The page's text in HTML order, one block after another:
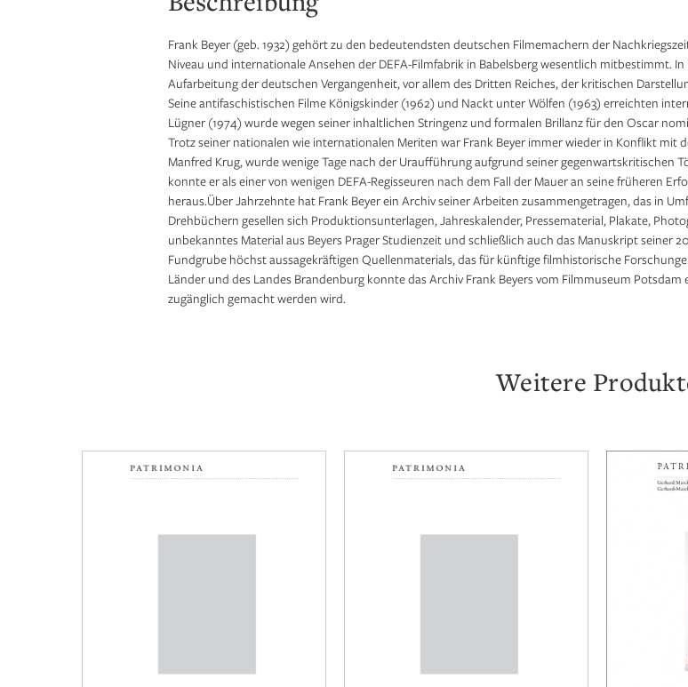
Frank Beyer (geb. 1932) gehört zu den bedeutendsten deutschen Filmemachern der
Niveau und internationale Ansehen der DEFA-Filmfabrik in Babelsberg wesentlich mitbestimmt.
Aufarbeitung der deutschen Vergangenheit, vor allem des Dritten Reiches, der kritischen
Seine antifaschistischen Filme Königskinder (1962) und Nackt unter Wölfen (1963) erreichten
Lügner (1974) wurde wegen seiner inhaltlichen Stringenz und formalen Brillanz für den Oscar
Trotz seiner nationalen wie internationalen Meriten war Frank Beyer immer wieder in Konflikt mit
Manfred Krug, wurde wenige Tage nach der Uraufführung aufgrund seiner gegenwartskritischen
konnte er als einer von wenigen DEFA-Regisseuren nach dem Fall der Mauer an seine früheren
heraus.Über Jahrzehnte hat Frank Beyer ein Archiv seiner Arbeiten zusammengetragen, das in
Drehbüchern gesellen sich Produktionsunterlagen, Jahreskalender, Pressematerial, Plakate,
unbekanntes Material aus Beyers Prager Studienzeit und schließlich auch das Manuskript seiner
Fundgrube höchst aussagekräftigen Quellenmaterials, das für künftige filmhistorische
Länder und des Landes Brandenburg konnte das Archiv Frank Beyers vom Filmmuseum
zugänglich gemacht werden wird.
Weitere